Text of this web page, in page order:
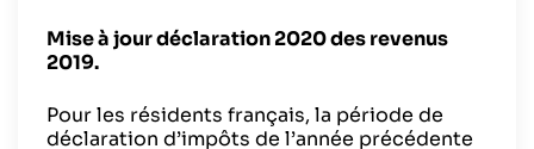
Mise à jour déclaration 2020 des revenus
2019.
Pour les résidents français, la période de
déclaration d’impôts de l’année précédente